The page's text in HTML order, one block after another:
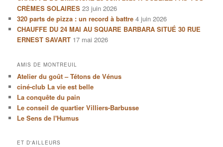
CRÈMES SOLAIRES 23 juin 2026
320 parts de pizza : un record à battre 4 juin 2026
CHAUFFE DU 24 MAI AU SQUARE BARBARA SITUÉ 30 RUE
ERNEST SAVART 17 mai 2026
AMIS DE MONTREUIL
Atelier du goût – Tétons de Vénus
ciné-club La vie est belle
La conquête du pain
Le conseil de quartier Villiers-Barbusse
Le Sens de l'Humus
ET D'AILLEURS